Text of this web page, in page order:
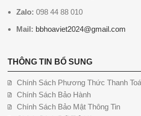
Zalo: 098 44 88 010
Mail: bbhoaviet2024@gmail.com
THÔNG TIN BỔ SUNG
Chính Sách Phương Thức Thanh
Chính Sách Bảo Hành
Chính Sách Bảo Mật Thông Tin